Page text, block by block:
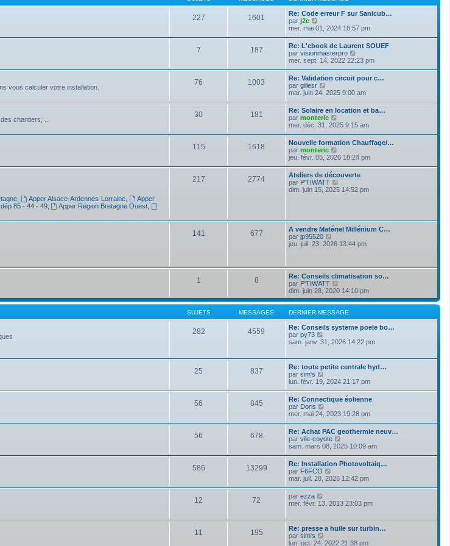
e
s
a
i
e
m
e
s
s
a
d
e
n
i
e
r
m
e
s
a
227 1601
Re: Code erreur F sur Sanicub…
par j2c
o
l
e
d
e
r
n
i
e
r
m
e
s
s
a
g
e
mer. mai 01, 2024 18:57 pm
7 187
Re: L'ebook de Laurent SOUEF
par visionmasterpro
o
l
d
e
r
i
e
r
m
e
s
s
a
e
mer. sept. 14, 2022 22:23 pm
vous calculer votre installation.
76 1003
Re: Validation circuit pour c…
par gillesr
o
l
e
d
e
r
n
i
e
r
m
e
s
e
mar. juin 24, 2025 9:00 am
chantiers, ...
30 181
Re: Solaire en location et ba…
par monteric
o
r
l
e
d
e
r
i
e
s
s
a
g
mer. déc. 31, 2025 9:15 am
115 1618
Nouvelle formation Chauffage/…
par monteric
o
l
e
d
i
e
m
s
a
g
e
jeu. févr. 05, 2026 18:24 pm
Apper Alsace-Ardennes-Lorraine
Apper
85 - 44 - 49, Apper Région Bretagne Ouest
217 2774
Ateliers de découverte
par P'TIWATT
o
d
e
r
n
r
m
s
s
a
g
e
dim. juin 15, 2025 14:52 pm
141 677
A vendre Matériel Millénium C…
par jp95520
o
e
d
e
r
n
i
e
m
e
s
a
g
jeu. juil. 23, 2026 13:44 pm
1 8
Re: Conseils climatisation so…
par P'TIWATT
o
i
r
l
e
d
r
r
m
e
s
s
g
e
dim. juin 28, 2020 14:10 pm
SUJETS MESSAGES DERNIER MESSAGE
282 4559
Re: Conseils systeme poele bo…
par py73
o
e
d
e
r
n
i
e
r
m
e
s
s
a
g
e
sam. janv. 31, 2026 14:22 pm
25 837
Re: toute petite centrale hyd…
par sim's
o
l
e
d
e
r
n
i
e
r
m
e
s
s
g
lun. févr. 19, 2024 21:17 pm
56 845
Re: Connectique éolienne
par Doris
o
r
l
e
d
e
r
n
i
e
m
e
s
a
e
mer. mai 24, 2023 19:28 pm
56 678
Re: Achat PAC geothermie neuv…
par vile-coyote
o
r
e
d
e
n
e
r
m
e
sam. mars 08, 2025 10:09 am
586 13299
Re: Installation Photovoltaiq…
par F6FCO
o
l
e
e
r
i
mar. juil. 28, 2026 12:42 pm
12 72 par ezza
o
e
d
mer. févr. 13, 2013 23:03 pm
11 195
Re: presse a huile sur turbin…
par sim's
o
lun. oct. 24, 2022 21:38 pm